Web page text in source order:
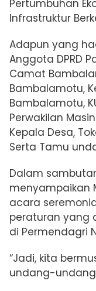
Pertumbuhan
Infrastruktur
Adapun yang
Anggota DPRD
Camat
Bambalamotu,
Bambalamotu,
Perwakilan
Kepala Desa,
Serta Tamu
Dalam
menyampaikan
acara
peraturan yang
di Permendagri
“Jadi, kita
undang-